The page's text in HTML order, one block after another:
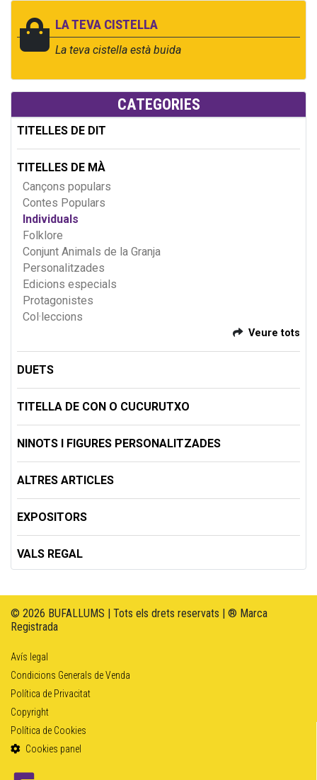
LA TEVA CISTELLA
La teva cistella està buida
CATEGORIES
TITELLES DE DIT
TITELLES DE MÀ
Cançons populars
Contes Populars
Individuals
Folklore
Conjunt Animals de la Granja
Personalitzades
Edicions especials
Protagonistes
Col·leccions
Veure tots
DUETS
TITELLA DE CON O CUCURUTXO
NINOTS I FIGURES PERSONALITZADES
ALTRES ARTICLES
EXPOSITORS
VALS REGAL
© 2026 BUFALLUMS | Tots els drets reservats | ® Marca
Registrada
Avís legal
Condicions Generals de Venda
Política de Privacitat
Copyright
Política de Cookies
Cookies panel